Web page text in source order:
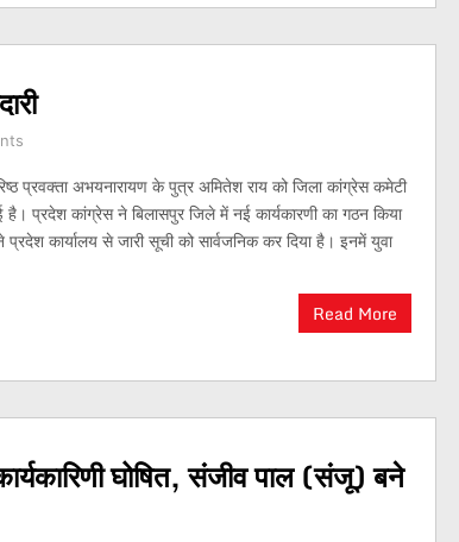
प्रवक्ता अभयनारायण के पुत्र अमितेश राय को जिला कांग्रेस कमेटी
है। प्रदेश कांग्रेस ने बिलासपुर जिले में नई कार्यकारणी का गठन किया
प्रदेश कार्यालय से जारी सूची को सार्वजनिक कर दिया है। इनमें युवा
Read More
घोषित, संजीव पाल (संजू) बने